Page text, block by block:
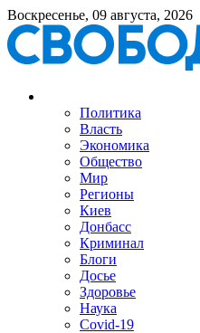
Воскресенье, 09 августа, 2026
Политика
Власть
Экономика
Общество
Мир
Регионы
Киев
Донбасс
Криминал
Блоги
Досье
Здоровье
Наука
Covid-19